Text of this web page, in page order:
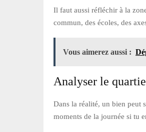
Il faut aussi réfléchir à la
commun, des écoles, des
Vous aimerez aussi :
Analyser le
Dans la réalité, un bien peut
moments de la journée si tu